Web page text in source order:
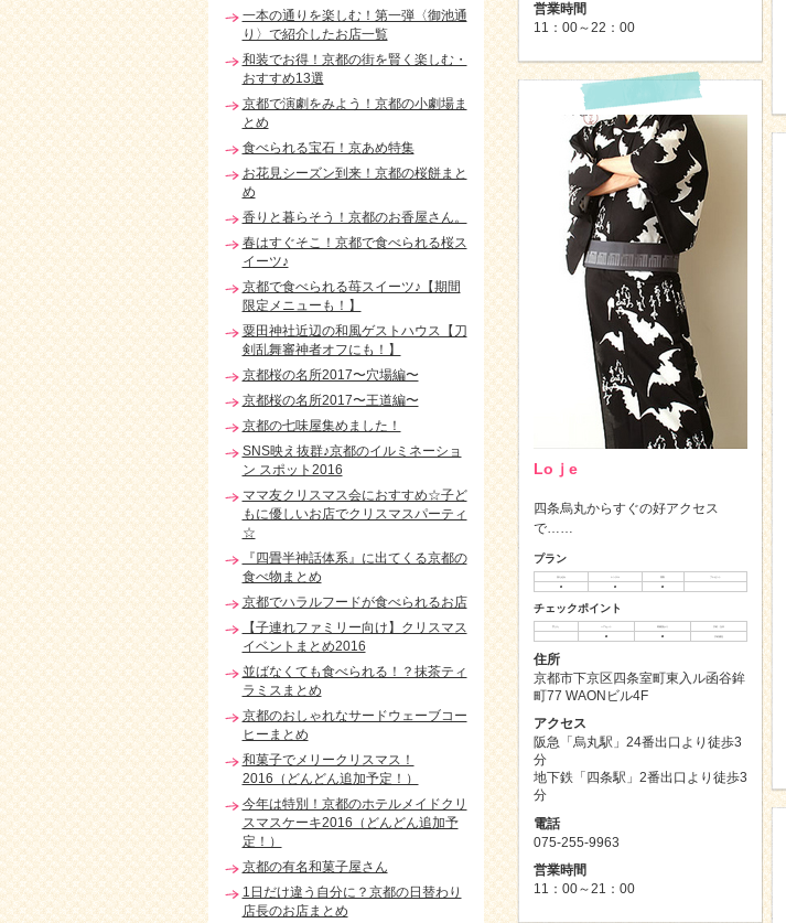
営業時間
11：00～22：00
Loｊe
四条烏丸からすぐの好アクセス
で……
プラン
チェックポイント
住所
京都市下京区四条室町東入ル函谷鉾
町77 WAONビル4F
アクセス
阪急「烏丸駅」24番出口より徒歩3
分
地下鉄「四条駅」2番出口より徒歩3
分
電話
075-255-9963
営業時間
11：00～21：00
一本の通りを楽しむ！第一弾〈御池通
り〉で紹介したお店一覧
和装でお得！京都の街を賢く楽しむ・
おすすめ13選
京都で演劇をみよう！京都の小劇場ま
とめ
食べられる宝石！京あめ特集
お花見シーズン到来！京都の桜餅まと
め
香りと暮らそう！京都のお香屋さん。
春はすぐそこ！京都で食べられる桜ス
イーツ♪
京都で食べられる苺スイーツ♪【期間
限定メニューも！】
粟田神社近辺の和風ゲストハウス【刀
剣乱舞審神者オフにも！】
京都桜の名所2017〜穴場編〜
京都桜の名所2017〜王道編〜
京都の七味屋集めました！
SNS映え抜群♪京都のイルミネーショ
ン スポット2016
ママ友クリスマス会におすすめ☆子ど
もに優しいお店でクリスマスパーティ
☆
『四畳半神話体系』に出てくる京都の
食べ物まとめ
京都でハラルフードが食べられるお店
【子連れファミリー向け】クリスマス
イベントまとめ2016
並ばなくても食べられる！？抹茶ティ
ラミスまとめ
京都のおしゃれなサードウェーブコー
ヒーまとめ
和菓子でメリークリスマス！
2016（どんどん追加予定！）
今年は特別！京都のホテルメイドクリ
スマスケーキ2016（どんどん追加予
定！）
京都の有名和菓子屋さん
1日だけ違う自分に？京都の日替わり
店長のお店まとめ